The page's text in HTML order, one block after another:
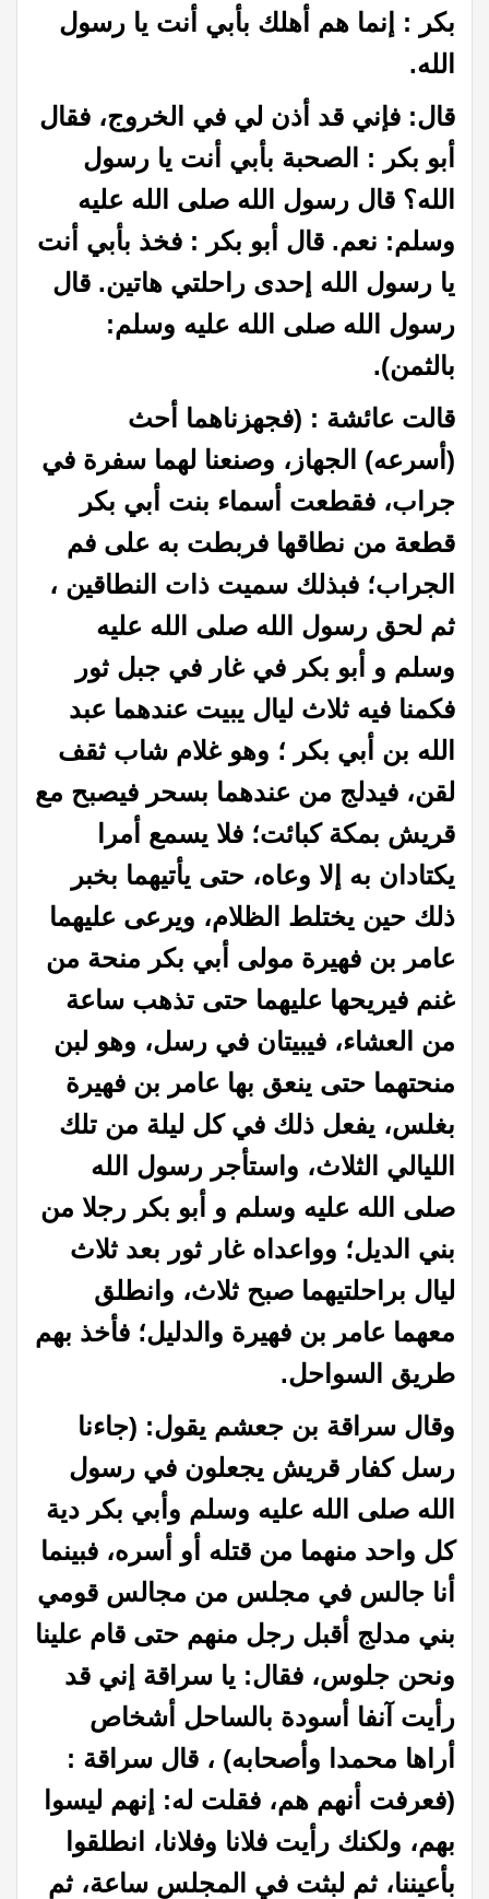
بكر : إنما هم أهلك بأبي أنت يا رسول
الله.
قال: فإني قد أذن لي في الخروج، فقال
أبو بكر : الصحبة بأبي أنت يا رسول
الله؟ قال رسول الله صلى الله عليه
وسلم: نعم. قال أبو بكر : فخذ بأبي أنت
يا رسول الله إحدى راحلتي هاتين. قال
رسول الله صلى الله عليه وسلم:
بالثمن).
قالت عائشة : (فجهزناهما أحث
(أسرعه) الجهاز، وصنعنا لهما سفرة في
جراب، فقطعت أسماء بنت أبي بكر
قطعة من نطاقها فربطت به على فم
الجراب؛ فبذلك سميت ذات النطاقين ،
ثم لحق رسول الله صلى الله عليه
وسلم و أبو بكر في غار في جبل ثور
فكمنا فيه ثلاث ليال يبيت عندهما عبد
الله بن أبي بكر ؛ وهو غلام شاب ثقف
لقن، فيدلج من عندهما بسحر فيصبح مع
قريش بمكة كبائت؛ فلا يسمع أمرا
يكتادان به إلا وعاه، حتى يأتيهما بخبر
ذلك حين يختلط الظلام، ويرعى عليهما
عامر بن فهيرة مولى أبي بكر منحة من
غنم فيريحها عليهما حتى تذهب ساعة
من العشاء، فيبيتان في رسل، وهو لبن
منحتهما حتى ينعق بها عامر بن فهيرة
بغلس، يفعل ذلك في كل ليلة من تلك
الليالي الثلاث، واستأجر رسول الله
صلى الله عليه وسلم و أبو بكر رجلا من
بني الديل؛ وواعداه غار ثور بعد ثلاث
ليال براحلتيهما صبح ثلاث، وانطلق
معهما عامر بن فهيرة والدليل؛ فأخذ بهم
طريق السواحل.
وقال سراقة بن جعشم يقول: (جاءنا
رسل كفار قريش يجعلون في رسول
الله صلى الله عليه وسلم وأبي بكر دية
كل واحد منهما من قتله أو أسره، فبينما
أنا جالس في مجلس من مجالس قومي
بني مدلج أقبل رجل منهم حتى قام علينا
ونحن جلوس، فقال: يا سراقة إني قد
رأيت آنفا أسودة بالساحل أشخاص
أراها محمدا وأصحابه) ، قال سراقة :
(فعرفت أنهم هم، فقلت له: إنهم ليسوا
بهم، ولكنك رأيت فلانا وفلانا، انطلقوا
بأعيننا، ثم لبثت في المجلس ساعة، ثم